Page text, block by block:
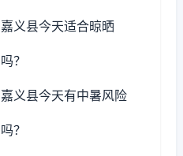
嘉义县今天适合晾晒
吗？
嘉义县今天有中暑风险
吗？